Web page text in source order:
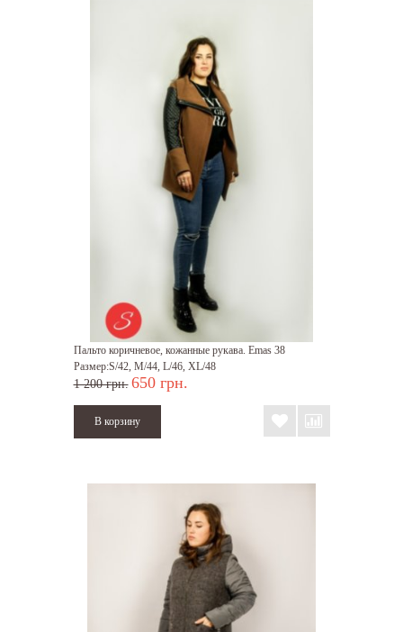
Пальто коричневое, кожанные рукава. Emas 38
Размер:S/42, M/44, L/46, XL/48
1 200 грн. 650 грн.